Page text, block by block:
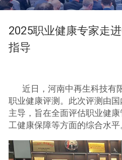
2025职业健康专家走
指导
近日，河南中再生科技有
职业健康评测。此次评测由
主导，旨在全面评估职业健
工健康保障等方面的综合水平